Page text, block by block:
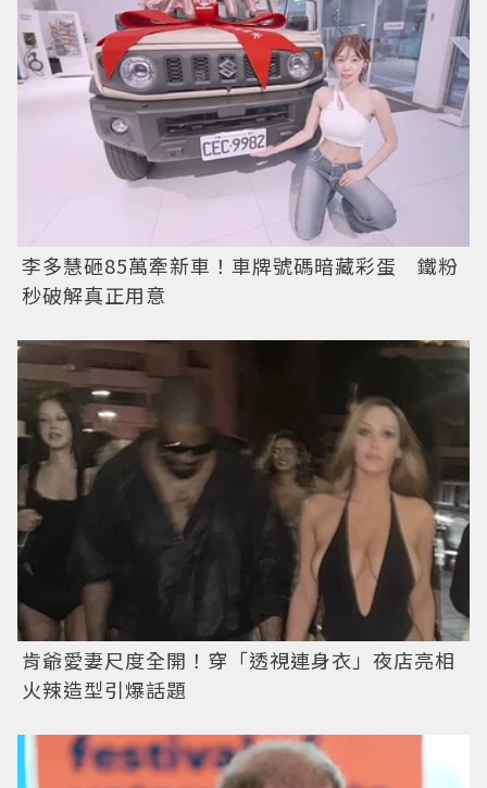
李多慧砸85萬牽新車！車牌號碼暗藏彩蛋 鐵粉
秒破解真正用意
肯爺愛妻尺度全開！穿「透視連身衣」夜店亮相
火辣造型引爆話題